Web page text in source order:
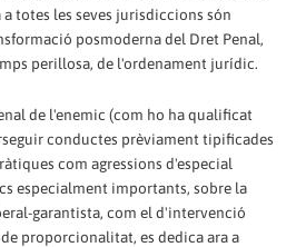
totes les seves jurisdiccions són
posmoderna del Dret Penal,
perillosa, de l'ordenament jurídic.
de l'enemic (com ho ha qualificat
conductes prèviament tipificades
com agressions d'especial
especialment importants, sobre la
garantista, com el d'intervenció
proporcionalitat, es dedica ara a